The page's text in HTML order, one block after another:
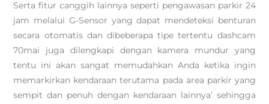
Serta fitur canggih lainnya seperti pengawasan parkir 24
jam melalui G-Sensor yang dapat mendeteksi benturan
secara otomatis dan dibeberapa tipe tertentu dashcam
70mai juga dilengkapi dengan kamera mundur yang
tentu ini akan sangat memudahkan Anda ketika ingin
memarkirkan kendaraan terutama pada area parkir yang
sempit dan penuh dengan kendaraan lainnya’ sehingga